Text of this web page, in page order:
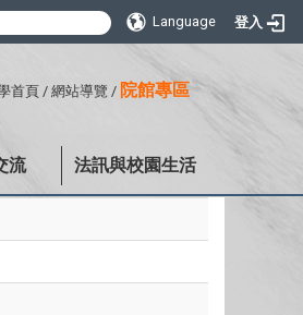
Language 登入
首頁 / 網站導覽 / 院館專區
流 法訊與校園生活